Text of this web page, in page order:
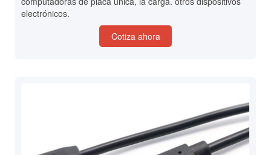
electrónicos.
Cotiza ahora